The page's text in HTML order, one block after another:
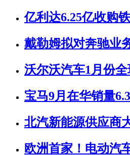
亿利达6.25亿收购
戴勒姆拟对奔驰业
沃尔沃汽车1月份
宝马9月在华销量
北汽新能源供应商
欧洲首家！电动汽